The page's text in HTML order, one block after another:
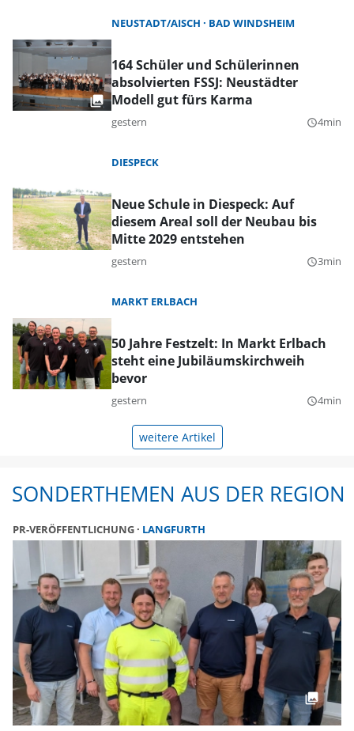
NEUSTADT/AISCH BAD WINDSHEIM
164 Schüler und Schülerinnen
absolvierten FSSJ: Neustädter
Modell gut fürs Karma
gestern query_builder4min
DIESPECK
Neue Schule in Diespeck: Auf
diesem Areal soll der Neubau bis
Mitte 2029 entstehen
gestern query_builder3min
MARKT ERLBACH
50 Jahre Festzelt: In Markt Erlbach
steht eine Jubiläumskirchweih
bevor
gestern query_builder4min
weitere Artikel
SONDERTHEMEN AUS DER REGION
PR-VERÖFFENTLICHUNG LANGFURTH